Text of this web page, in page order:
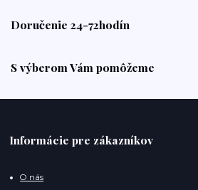
Doručenie 24-72hodín
S výberom Vám pomôžeme
Informácie pre zákazníkov
O nás